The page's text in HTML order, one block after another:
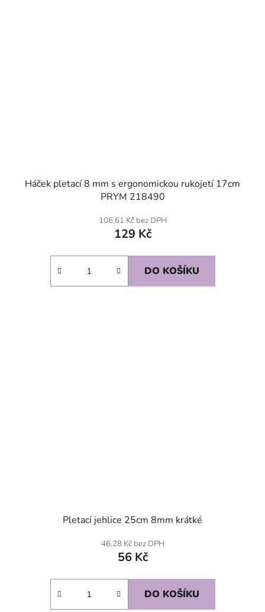
Háček pletací 8 mm s ergonomickou rukojetí 17cm
PRYM 218490
106,61 Kč bez DPH
129 Kč
DO KOŠÍKU
Pletací jehlice 25cm 8mm krátké
46,28 Kč bez DPH
56 Kč
DO KOŠÍKU